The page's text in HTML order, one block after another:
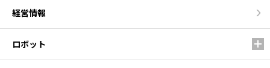
経営情報
ロボット